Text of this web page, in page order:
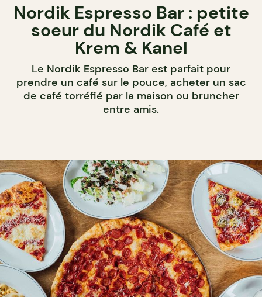
Nordik Espresso Bar : petite
soeur du Nordik Café et
Krem & Kanel
Le Nordik Espresso Bar est parfait pour
prendre un café sur le pouce, acheter un sac
de café torréfié par la maison ou bruncher
entre amis.